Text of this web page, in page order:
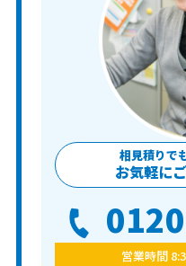
相見積りで
お気軽に
営業時間